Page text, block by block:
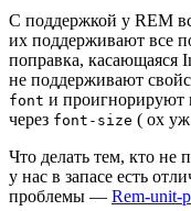
С поддержкой у REM
их поддерживают все
поправка, касающаяся
не поддерживают
font и проигнорируют
через font-size ( ох уж
Что делать тем, кто не
у нас в запасе есть
проблемы — Rem-unit-